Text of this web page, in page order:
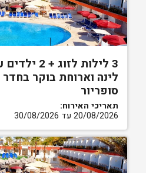
3 לילות לזוג + 2
לינה וארוחת בוקר בחדר
סופריור
תאריכי האירוח:
20/08/2026 עד 30/08/2026